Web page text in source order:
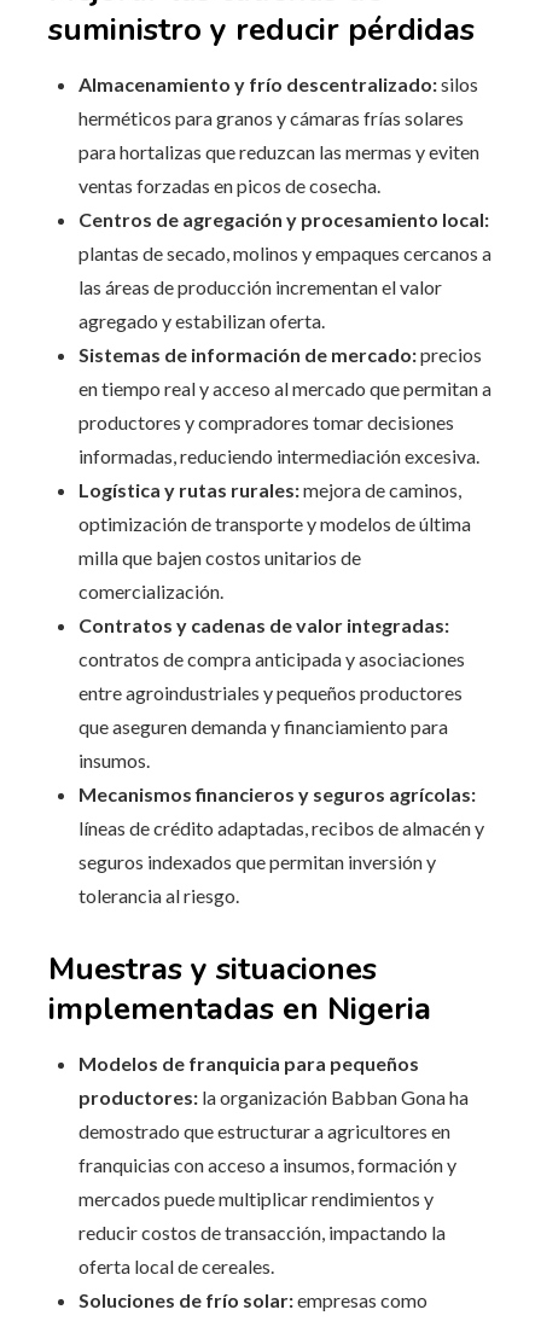
suministro y reducir pérdidas
Almacenamiento y frío descentralizado:silos
herméticos para granos y cámaras frías solares
para hortalizas que reduzcan las mermas y eviten
ventas forzadas en picos de cosecha.
Centros de agregación y procesamiento local:
plantas de secado, molinos y empaques cercanos a
las áreas de producción incrementan el valor
agregado y estabilizan oferta.
Sistemas de información de mercado:precios
en tiempo real y acceso al mercado que permitan a
productores y compradores tomar decisiones
informadas, reduciendo intermediación excesiva.
Logística y rutas rurales:mejora de caminos,
optimización de transporte y modelos de última
milla que bajen costos unitarios de
comercialización.
Contratos y cadenas de valor integradas:
contratos de compra anticipada y asociaciones
entre agroindustriales y pequeños productores
que aseguren demanda y financiamiento para
insumos.
Mecanismos financieros y seguros agrícolas:
líneas de crédito adaptadas, recibos de almacén y
seguros indexados que permitan inversión y
tolerancia al riesgo.
Muestras y situaciones
implementadas en Nigeria
Modelos de franquicia para pequeños
productores: la organización Babban Gona ha
demostrado que estructurar a agricultores en
franquicias con acceso a insumos, formación y
mercados puede multiplicar rendimientos y
reducir costos de transacción, impactando la
oferta local de cereales.
Soluciones de frío solar:empresas como